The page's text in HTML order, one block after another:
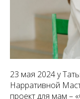
23 мая 2024 у
Нарративной
проект для мам –